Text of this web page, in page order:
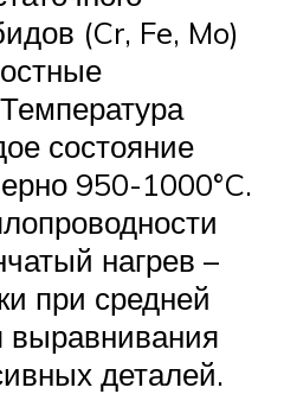
(Cr, Fe, Mo)
состояние
950-1000°C.
нагрев –
при средней
выравнивания
деталей.